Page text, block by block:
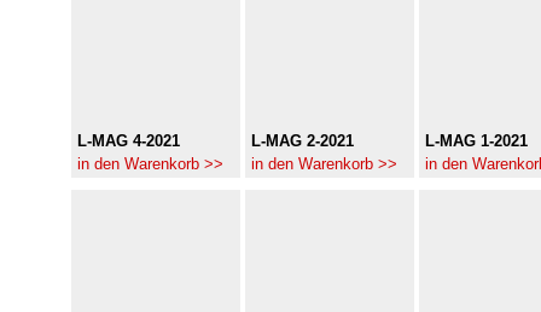
L-MAG 4-2021
in den Warenkorb >>
L-MAG 2-2021
in den Warenkorb >>
L-MAG 1-2021
in den